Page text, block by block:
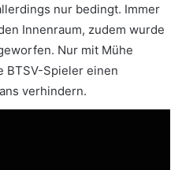
nur bedingt. Immer
Innenraum, zudem wurde
Nur mit Mühe
BTSV-Spieler einen
verhindern.